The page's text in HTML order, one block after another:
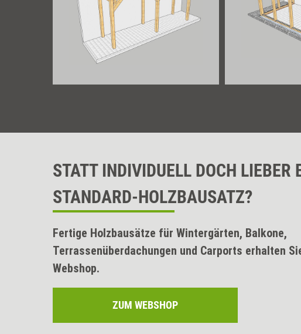
STATT INDIVIDUELL DOCH LIEBER
STANDARD-HOLZBAUSATZ?
Fertige Holzbausätze für Wintergärten, Balkone,
Terrassenüberdachungen und Carports erhalten
Webshop.
ZUM WEBSHOP